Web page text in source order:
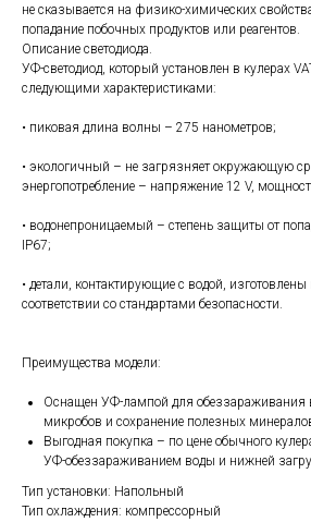
не сказывается на физико-химических
попадание побочных продуктов или реагентов.
Описание светодиода.
УФ-светодиод, который установлен в кулерах
следующими характеристиками:
• пиковая длина волны – 275 нанометров;
• экологичный – не загрязняет окружающую
энергопотребление – напряжение 12 V,
• водонепроницаемый – степень защиты от
IP67;
• детали, контактирующие с водой,
соответствии со стандартами безопасности.
Преимущества модели:
Оснащен УФ-лампой для обеззараживания
микробов и сохранение полезных
Выгодная покупка – по цене обычного
УФ-обеззараживанием воды и нижней
Тип установки: Напольный
Тип охлаждения: компрессорный